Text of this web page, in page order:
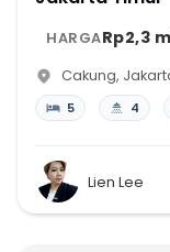
HARGARp2,3
Cakung,
5 4
Lien Lee